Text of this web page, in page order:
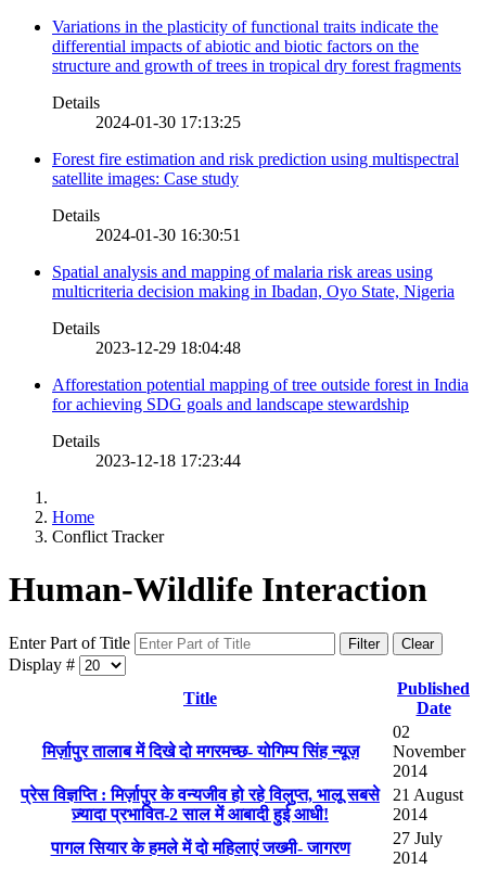
Variations in the plasticity of functional traits indicate the
differential impacts of abiotic and biotic factors on the
structure and growth of trees in tropical dry forest fragments
Details
2024-01-30 17:13:25
Forest fire estimation and risk prediction using multispectral
satellite images: Case study
Details
2024-01-30 16:30:51
Spatial analysis and mapping of malaria risk areas using
multicriteria decision making in Ibadan, Oyo State, Nigeria
Details
2023-12-29 18:04:48
Afforestation potential mapping of tree outside forest in India
for achieving SDG goals and landscape stewardship
Details
2023-12-18 17:23:44
Home
Conflict Tracker
Human-Wildlife Interaction
Enter Part of Title Filter Clear
Display #
Title
Published
Date
मिर्ज़ापुर तालाब में दिखे दो मगरमच्छ- योगिम्प सिंह न्यूज़
02
November
2014
प्रेस विज्ञप्ति : मिर्ज़ापुर के वन्यजीव हो रहे विलुप्त, भालू सबसे
ज़्यादा प्रभावित-2 साल में आबादी हुई आधी!
21 August
2014
पागल सियार के हमले में दो महिलाएं जख्मी- जागरण
27 July
2014